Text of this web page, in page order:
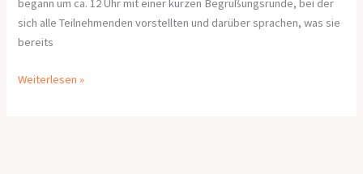
begann um ca. 12 Uhr mit einer kurzen Begrüßungsrunde, bei der
sich alle Teilnehmenden vorstellten und darüber sprachen, was sie
bereits
Weiterlesen »